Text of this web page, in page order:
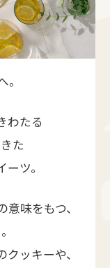
わたる
た
ツ。
味をもつ、
ッキーや、